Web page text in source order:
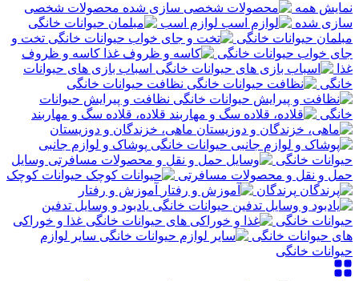
نمایش همه
محصولات شخصی
سازی شده
لوازم اسب
مبلمان حیوانات خانگی
تخت و
جای خواب حیوانات خانگی
کاسه و ظروف
غذا
اسباب بازی های حیوانات
خانگی
نظافت حیوانات خانگی
نظافت و پیرایش حیوانات
خانگی
قلاده، قلاده سگ و مهاربند
ماهی، خزندگان و دوزیستان
پوشاک و لوازم جانبی
حیوانات خانگی
وسایل
حمل و نقل و محصولات مسافرتی
حیوانات کوچک
پرندگان
آموزش و رفتار
یادبود و وسایل تدفین
حیوانات خانگی
غذا و خوراکی
های حیوانات خانگی
سایر لوازم
حیوانات خانگی